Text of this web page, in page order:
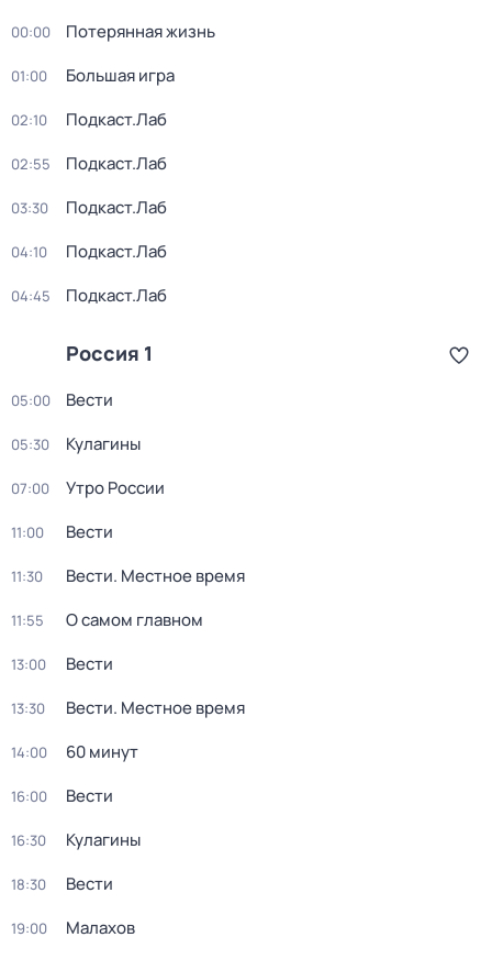
00:00 Потерянная жизнь
01:00 Большая игра
02:10 Подкаст.Лаб
02:55 Подкаст.Лаб
03:30 Подкаст.Лаб
04:10 Подкаст.Лаб
04:45 Подкаст.Лаб
Россия 1
05:00 Вести
05:30 Кулагины
07:00 Утро России
11:00 Вести
11:30 Вести. Местное время
11:55 О самом главном
13:00 Вести
13:30 Вести. Местное время
14:00 60 минут
16:00 Вести
16:30 Кулагины
18:30 Вести
19:00 Малахов